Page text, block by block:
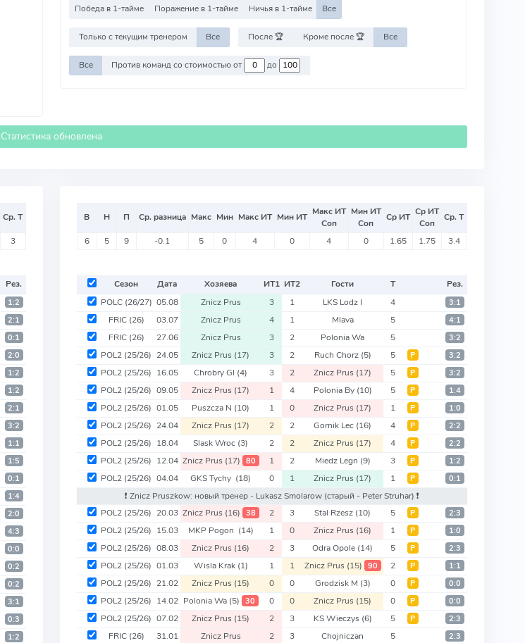
Победа в 1-тайме Поражение в 1-тайме Ничья в 1-тайме Все
Только с текущим тренером Все После 🏆 Кроме после 🏆 Все
Все Против команд со стоимостью от до
Статистика обновлена
Ср. Т
3
Рез.
1:2
2:1
0:1
2:0
1:2
1:2
2:1
3:2
1:1
1:5
0:1
1:4
2:0
4:3
0:0
0:2
0:2
3:1
0:3
1:2
В Н П Ср. разница Макс Мин Макс ИТ Мин ИТ Макс ИТ
Соп
Мин ИТ
Соп
Ср ИТ Ср ИТ
Соп
Ср. Т
6 5 9 -0.1 5 0 4 0 4 0 1.65 1.75 3.4
Сезон Дата Хозяева ИТ1 ИТ2 Гости Т
Рез.
POLC (26/27) 05.08 Znicz Prus 3 1 LKS Lodz I 4 3:1
FRIC (26) 03.07 Znicz Prus 4 1 Mlava 5 4:1
FRIC (26) 27.06 Znicz Prus 3 2 Polonia Wa 5 3:2
POL2 (25/26) 24.05 Znicz Prus (17) 3 2 Ruch Chorz (5) 5 Р 3:2
POL2 (25/26) 16.05 Chrobry Gl (4) 3 2 Znicz Prus (17) 5 Р 3:2
POL2 (25/26) 09.05 Znicz Prus (17) 1 4 Polonia By (10) 5 Р 1:4
POL2 (25/26) 01.05 Puszcza N (10) 1 0 Znicz Prus (17) 1 Р 1:0
POL2 (25/26) 24.04 Znicz Prus (17) 2 2 Gornik Lec (16) 4 Р 2:2
POL2 (25/26) 18.04 Slask Wroc (3) 2 2 Znicz Prus (17) 4 Р 2:2
POL2 (25/26) 12.04 Znicz Prus (17) 80 1 2 Miedz Legn (9) 3 Р 1:2
POL2 (25/26) 04.04 GKS Tychy (18) 0 1 Znicz Prus (17) 1 Р 0:1
❗️ Znicz Pruszkow: новый тренер - Lukasz Smolarow (старый - Peter Struhar) ❗️
POL2 (25/26) 20.03 Znicz Prus (16) 38 2 3 Stal Rzesz (10) 5 Р 2:3
POL2 (25/26) 15.03 MKP Pogon (14) 1 0 Znicz Prus (16) 1 Р 1:0
POL2 (25/26) 08.03 Znicz Prus (16) 2 3 Odra Opole (14) 5 Р 2:3
POL2 (25/26) 01.03 Wisla Krak (1) 1 1 Znicz Prus (15) 90 2 Р 1:1
POL2 (25/26) 21.02 Znicz Prus (15) 0 0 Grodzisk M (3) 0 Р 0:0
POL2 (25/26) 14.02 Polonia Wa (5) 30 0 0 Znicz Prus (15) 0 Р 0:0
POL2 (25/26) 07.02 Znicz Prus (15) 2 3 KS Wieczys (6) 5 Р 2:3
FRIC (26) 31.01 Znicz Prus 2 3 Chojniczan 5 2:3